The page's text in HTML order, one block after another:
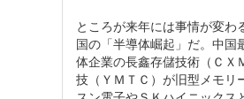
ところが来年には事情が変わ
国の「半導体崛起」だ。中国
体企業の長鑫存儲技術（ＣＸ
技（ＹＭＴＣ）が旧型メモリ